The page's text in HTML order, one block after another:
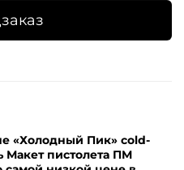
«Холодный Пик» cold-
Макет пистолета ПМ